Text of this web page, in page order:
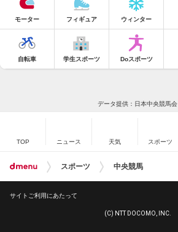
モーター フィギュア ウィンター
自転車 学生スポーツ Doスポーツ
データ提供：日本中央競馬会
TOP ニュース 天気 スポーツ
スポーツ 中央競馬
サイトご利用にあたって
(C) NTT DOCOMO, INC.